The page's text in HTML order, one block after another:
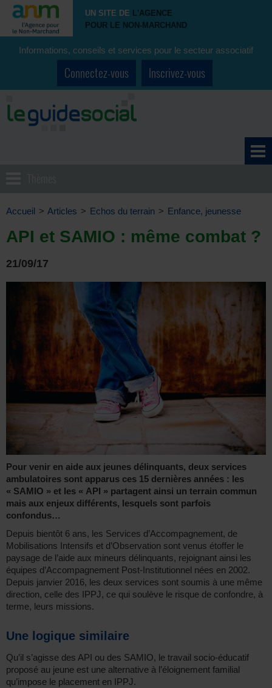
UN SITE DE L'AGENCE
POUR LE NON-MARCHAND
Informations, conseils et services pour le secteur associatif
Connectez-vous Inscrivez-vous
Accueil > Articles > Echos du terrain > Enfance, jeunesse
API et SAMIO : même combat ?
21/09/17
Pour venir en aide aux jeunes délinquants, deux services
ambulatoires sont apparus ces 15 dernières années : les
« SAMIO » et les « API » partagent ainsi un terrain commun
mais aux enjeux différents, lesquels sont parfois
confondus…
Depuis bientôt 6 ans, les Services d’Accompagnement, de
Mobilisations Intensifs et d’Observation sont venus étoffer le
paysage de l’aide aux mineurs délinquants, rejoignant ainsi les
équipes d’Accompagnement Post-Institutionnel nées en 2002.
Depuis janvier 2016, les deux services sont soumis à une même
direction, celle des IPPJ, ce qui soulève le risque de confondre, à
terme, leurs missions.
Une logique similaire
Qu’il s’agisse des API ou des SAMIO, le travail socio-éducatif
proposé au jeune est une alternative à l’éloignement familial
qu’impose le placement en IPPJ.